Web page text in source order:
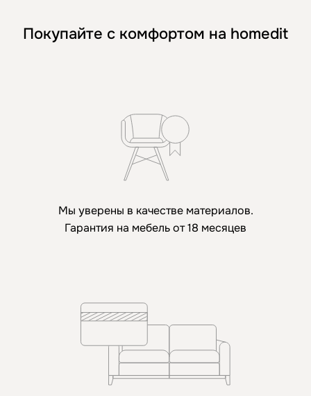
Покупайте с комфортом на homedit
Мы уверены в качестве материалов.
Гарантия на мебель от 18 месяцев